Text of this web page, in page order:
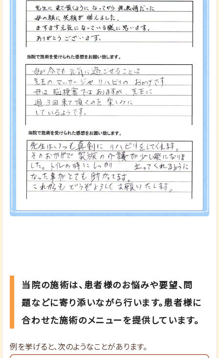
当院の施術は、患者様のお悩みや要望、問
題などに寄り添いながら行います。患者様に
合わせた施術のメニューを提供しています。
例を挙げると、次のようなことがあります。